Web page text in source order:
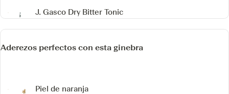
J. Gasco Dry Bitter Tonic
Aderezos perfectos con esta ginebra
Piel de naranja